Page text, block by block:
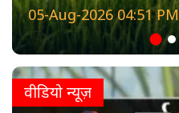
05-Aug-2026 04:51 PM
वीडियो न्यूज़